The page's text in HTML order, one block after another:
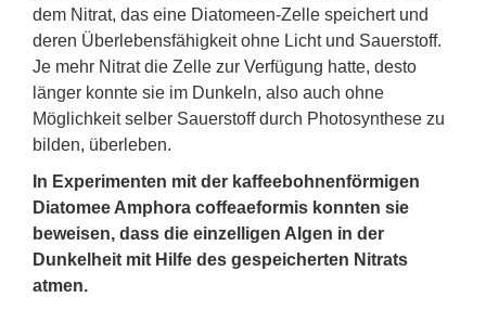
dem Nitrat, das eine Diatomeen-Zelle speichert und
deren Überlebensfähigkeit ohne Licht und Sauerstoff.
Je mehr Nitrat die Zelle zur Verfügung hatte, desto
länger konnte sie im Dunkeln, also auch ohne
Möglichkeit selber Sauerstoff durch Photosynthese zu
bilden, überleben.
In Experimenten mit der kaffeebohnenförmigen
Diatomee Amphora coffeaeformis konnten sie
beweisen, dass die einzelligen Algen in der
Dunkelheit mit Hilfe des gespeicherten Nitrats
atmen.